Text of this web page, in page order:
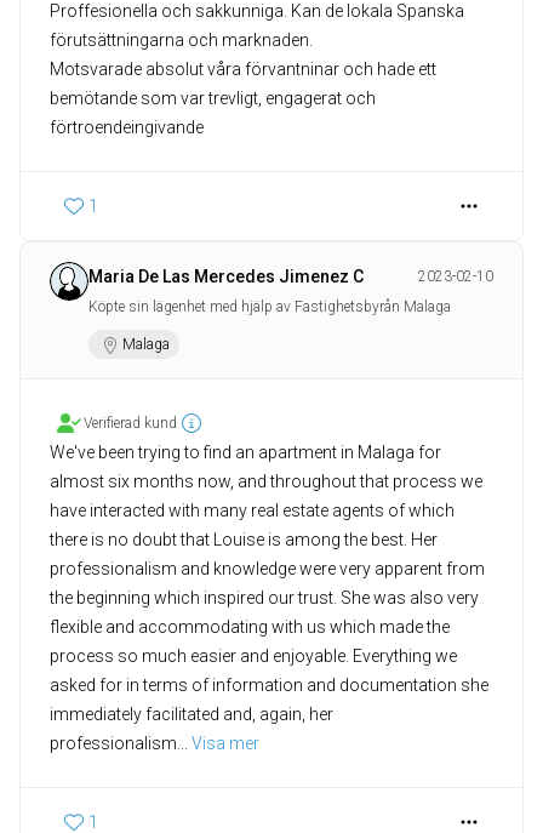
Proffesionella och sakkunniga. Kan de lokala Spanska
förutsättningarna och marknaden.
Motsvarade absolut våra förvantninar och hade ett
bemötande som var trevligt, engagerat och
förtroendeingivande
1
Maria De Las Mercedes Jimenez C
2023-02-10
Köpte sin lägenhet med hjälp av Fastighetsbyrån Malaga
Malaga
Verifierad kund
We've been trying to find an apartment in Malaga for
almost six months now, and throughout that process we
have interacted with many real estate agents of which
there is no doubt that Louise is among the best. Her
professionalism and knowledge were very apparent from
the beginning which inspired our trust. She was also very
flexible and accommodating with us which made the
process so much easier and enjoyable. Everything we
asked for in terms of information and documentation she
immediately facilitated and, again, her
professionalism
Visa mer
1